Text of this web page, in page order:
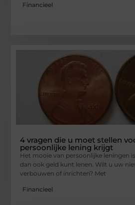
Financieel
4 vragen die u moet stellen
persoonlijke lening krijgt
Het mooie van persoonlijke leningen
dan ook geld kunt lenen. Wilt u uw
verbouwen of inrichten? Met
Financieel